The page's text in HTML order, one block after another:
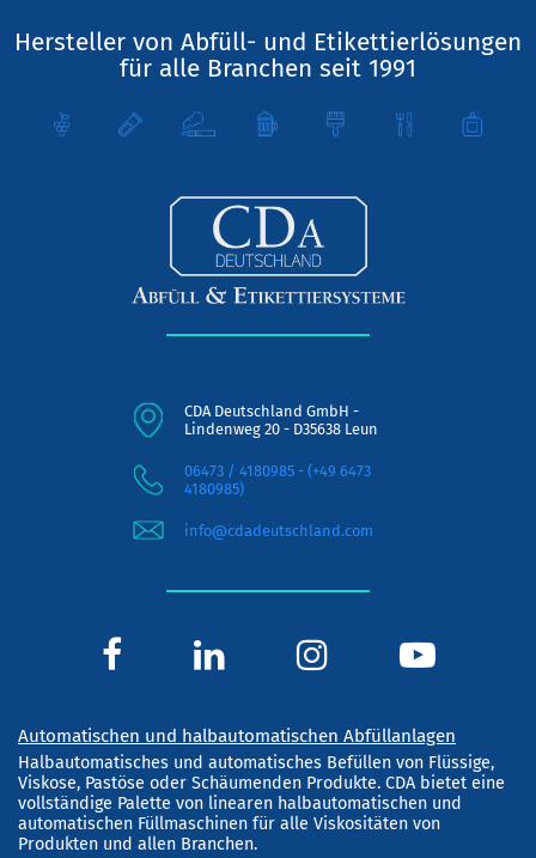
Hersteller von Abfüll- und Etikettierlösungen
für alle Branchen seit 1991
CDA Deutschland GmbH -
Lindenweg 20 - D35638 Leun
06473 / 4180985 - (+49 6473
4180985)
info@cdadeutschland.com
Automatischen und halbautomatischen Abfüllanlagen
Halbautomatisches und automatisches Befüllen von Flüssige,
Viskose, Pastöse oder Schäumenden Produkte. CDA bietet eine
vollständige Palette von linearen halbautomatischen und
automatischen Füllmaschinen für alle Viskositäten von
Produkten und allen Branchen.